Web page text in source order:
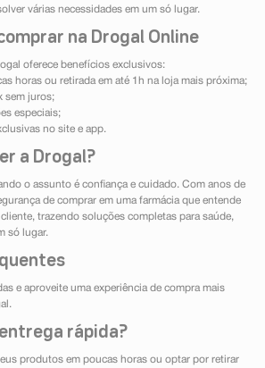
várias necessidades em um só lugar.
na Drogal Online
oferece benefícios exclusivos:
horas ou retirada em até 1h na loja mais próxima;
sem juros;
especiais;
no site e app.
a Drogal?
o assunto é confiança e cuidado. Com anos de
de comprar em uma farmácia que entende
trazendo soluções completas para saúde,
só lugar.
e aproveite uma experiência de compra mais
rápida?
produtos em poucas horas ou optar por retirar